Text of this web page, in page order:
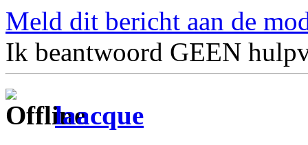
Meld dit bericht aan de
Ik beantwoord GEEN
laacque